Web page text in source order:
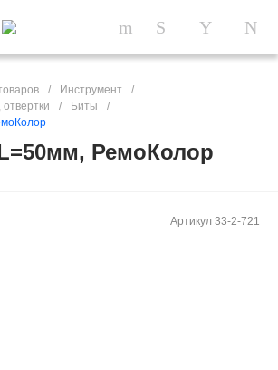
/ Инструмент
/
/ Биты
/
РемоКолор
Артикул 33-2-721